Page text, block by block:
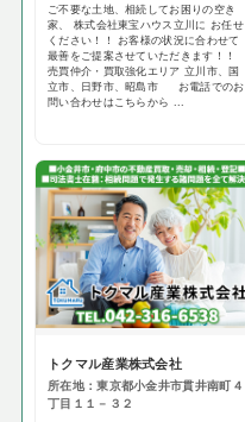
ご不要な土地、相続してお困りの空き
家、 株式会社東宝ハウス立川に お任せ
ください！！ お客様の状況に合わせて
最善をご提案させていただきます！！
売買仲介・買取強化エリア 立川市、国
立市、日野市、昭島市 お電話でのお
問い合わせはこちらから ...
トクマル産業株式会社
所在地：東京都小金井市貫井南町４
丁目１１－３２